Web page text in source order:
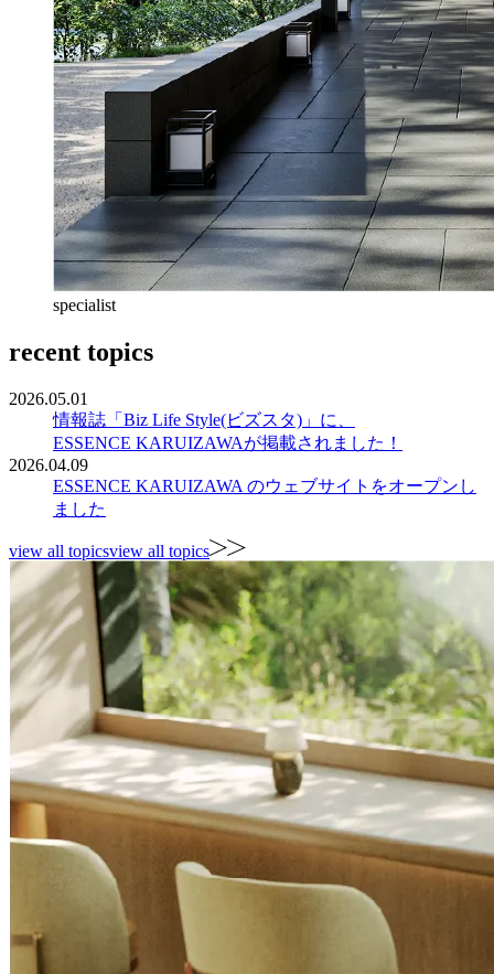
specialist
recent topics
2026.05.01
情報誌「Biz Life Style(ビズスタ)」に、
ESSENCE KARUIZAWAが掲載されました！
2026.04.09
ESSENCE KARUIZAWA のウェブサイトをオープンし
ました
view all topicsview all topics